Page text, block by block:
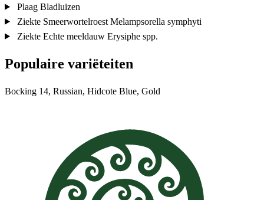
Plaag Bladluizen
Ziekte Smeerwortelroest Melampsorella symphyti
Ziekte Echte meeldauw Erysiphe spp.
Populaire variëteiten
Bocking 14, Russian, Hidcote Blue, Gold